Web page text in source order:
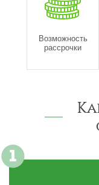
Возможность
рассрочки